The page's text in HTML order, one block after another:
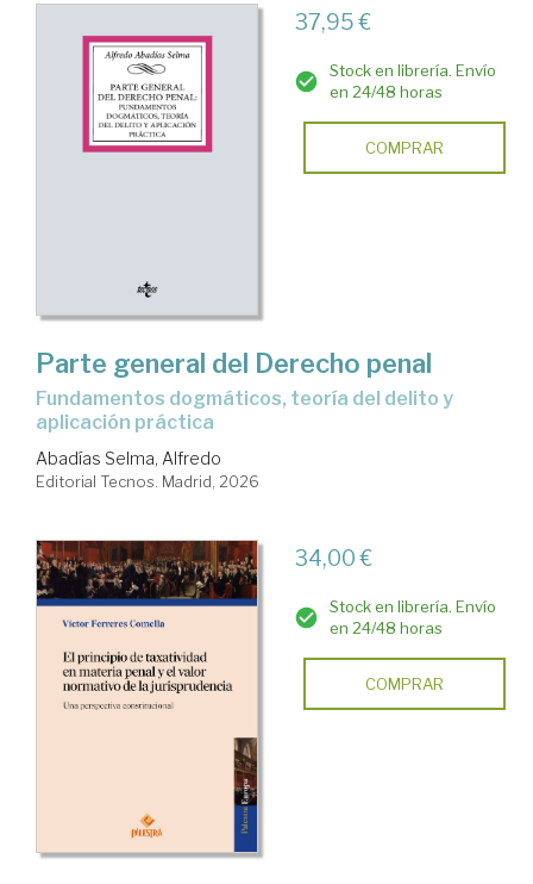
37,95 €
Stock en librería. Envío
en 24/48 horas
COMPRAR
Parte general del Derecho penal
fundamentos dogmáticos, teoría del delito y
aplicación práctica
Abadías Selma, Alfredo
Editorial Tecnos. Madrid, 2026
34,00 €
Stock en librería. Envío
en 24/48 horas
COMPRAR